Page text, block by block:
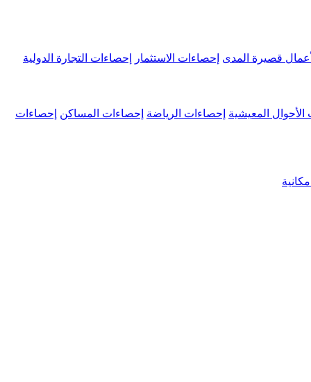
قصيرة المدى إحصاءات الاستثمار إحصاءات التجارة الدولية
الأحوال المعيشية إحصاءات الرياضة إحصاءات المساكن إحصاءات